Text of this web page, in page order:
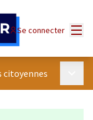
Se connecter
citoyennes